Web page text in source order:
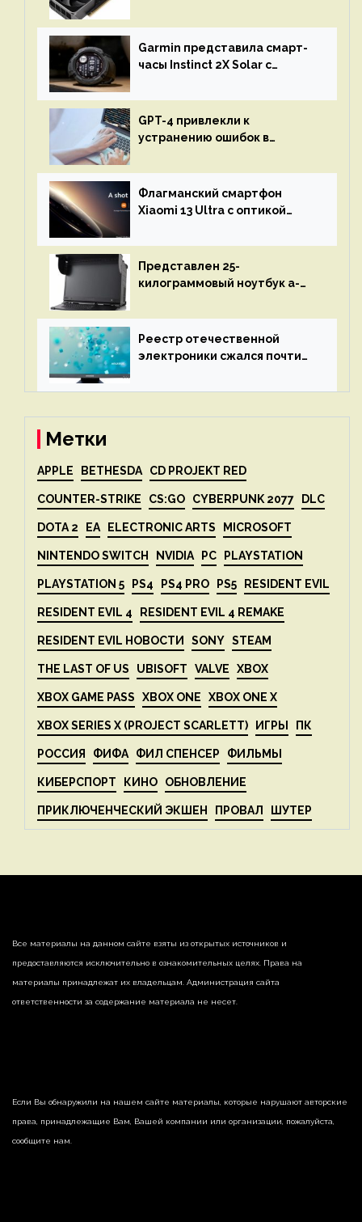
Garmin представила смарт-
часы Instinct 2X Solar с
GPT-4 привлекли к
устранению ошибок в
остановится до полного
восстановления кода и
объяснит, что пошло не так
Флагманский смартфон
Xiaomi 13 Ultra с оптикой
представят 18 апреля
Представлен 25-
килограммовый ноутбук a-
до 3 Тбайт DDR5 и шесть
дисплеев
Реестр отечественной
электроники сжался почти
Метки
APPLE BETHESDA CD PROJEKT RED
COUNTER-STRIKE CS:GO CYBERPUNK 2077 DLC
DOTA 2 EA ELECTRONIC ARTS MICROSOFT
NINTENDO SWITCH NVIDIA PC PLAYSTATION
PLAYSTATION 5 PS4 PS4 PRO PS5 RESIDENT EVIL
RESIDENT EVIL 4 RESIDENT EVIL 4 REMAKE
RESIDENT EVIL НОВОСТИ SONY STEAM
THE LAST OF US UBISOFT VALVE XBOX
XBOX GAME PASS XBOX ONE XBOX ONE X
XBOX SERIES X (PROJECT SCARLETT) ИГРЫ ПК
РОССИЯ ФИФА ФИЛ СПЕНСЕР ФИЛЬМЫ
КИБЕРСПОРТ КИНО ОБНОВЛЕНИЕ
ПРИКЛЮЧЕНЧЕСКИЙ ЭКШЕН ПРОВАЛ ШУТЕР
Все материалы на данном сайте взяты из открытых источников и
предоставляются исключительно в ознакомительных целях. Права на
материалы принадлежат их владельцам. Администрация сайта
ответственности за содержание материала не несет.
Если Вы обнаружили на нашем сайте материалы, которые нарушают авторские
права, принадлежащие Вам, Вашей компании или организации, пожалуйста,
сообщите нам.